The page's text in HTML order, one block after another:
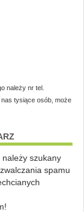
należy nr tel.
tysiące osób, może
należy szukany
spamu